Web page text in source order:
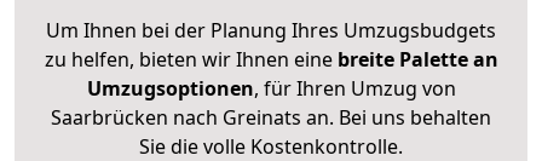
Um Ihnen bei der Planung Ihres Umzugsbudgets
zu helfen, bieten wir Ihnen eine breite Palette an
Umzugsoptionen, für Ihren Umzug von
Saarbrücken nach Greinats an. Bei uns behalten
Sie die volle Kostenkontrolle.